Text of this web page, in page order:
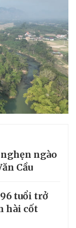
ngào
Cầu
tuổi trở
hài cốt